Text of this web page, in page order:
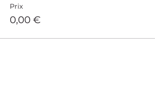
Prix
0,00 €